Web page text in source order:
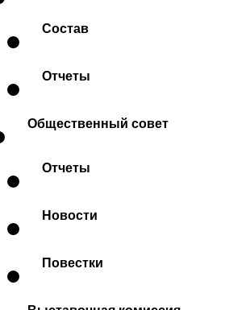
Состав
Отчеты
Общественный совет
Отчеты
Новости
Повестки